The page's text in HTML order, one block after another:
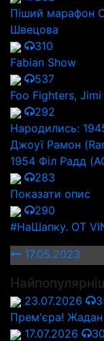
Піший марафон
Швецова
310
Fabian Show
537
Foo Fighters,
292
Народились:
Джоуї Рамон
1954 Філ Радд
283
Показати опис
290
#НаШапку. OT
17.05.2023
23.07.2026
Прем'єра! Жадан
17.07.2026